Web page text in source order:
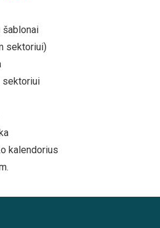
šablonai
sektoriui)
sektoriui
kalendorius